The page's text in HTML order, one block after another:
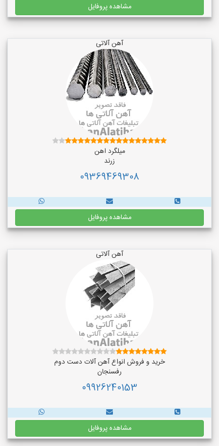
مشاهده پروفایل
آهن آلاتی
میلگرد اهن
زرند
09369469308
مشاهده پروفایل
آهن آلاتی
خرید و فروش انواع آهن آلات دست دوم
رفسنجان
09926240153
مشاهده پروفایل